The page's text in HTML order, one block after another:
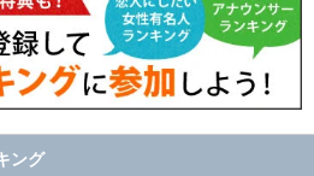
ング